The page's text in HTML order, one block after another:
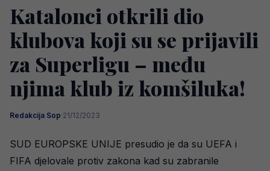
Katalonci otkrili dio
klubova koji su se prijavili
za Superligu – među
njima klub iz komšiluka!
Redakcija Sop·21/12/2023
SUD EUROPSKE UNIJE presudio je da su UEFA i
FIFA djelovale protiv zakona kad su zabranile